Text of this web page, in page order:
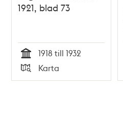
1921, blad 73
Tid
1918 till 1932
Typ
Karta